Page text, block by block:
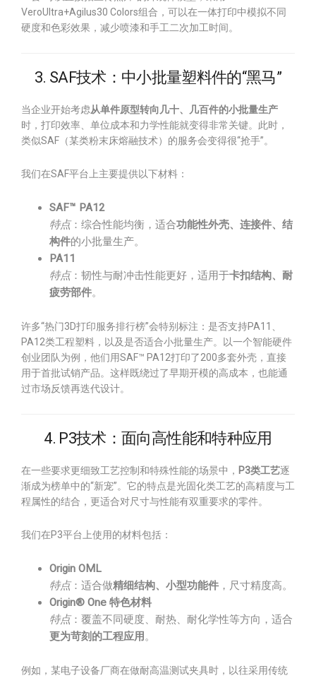
VeroUltra+Agilus30 Colors组合，可以在一体打印中模拟不同
硬度和色彩效果，减少喷漆和手工二次加工时间。
3. SAF技术：中小批量塑料件的“黑马”
当企业开始考虑从单件原型转向几十、几百件的小批量生产
时，打印效率、单位成本和力学性能就变得非常关键。此时，
类似SAF（某类粉末床熔融技术）的服务会变得很“抢手”。
我们在SAF平台上主要提供以下材料：
SAF™ PA12
特点：综合性能均衡，适合功能性外壳、连接件、结
构件的小批量生产。
PA11
特点：韧性与耐冲击性能更好，适用于卡扣结构、耐
疲劳部件。
许多“热门3D打印服务排行榜”会特别标注：是否支持PA11、
PA12类工程塑料，以及是否适合小批量生产。以一个智能硬件
创业团队为例，他们用SAF™ PA12打印了200多套外壳，直接
用于首批试销产品。这样既绕过了早期开模的高成本，也能通
过市场反馈再迭代设计。
4. P3技术：面向高性能和特种应用
在一些要求更细致工艺控制和特殊性能的场景中， P3类工艺逐
渐成为榜单中的“新宠”。它的特点是光固化类工艺的高精度与工
程属性的结合，更适合对尺寸与性能有双重要求的零件。
我们在P3平台上使用的材料包括：
Origin OML
特点：适合做精细结构、小型功能件 ，尺寸精度高。
Origin® One 特色材料
特点：覆盖不同硬度、耐热、耐化学性等方向，适合
更为苛刻的工程应用。
例如，某电子设备厂商在做耐高温测试夹具时，以往采用传统